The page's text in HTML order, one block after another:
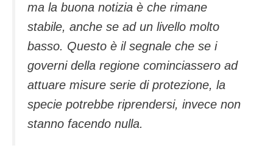
ma la buona notizia è che rimane
stabile, anche se ad un livello molto
basso. Questo è il segnale che se i
governi della regione cominciassero ad
attuare misure serie di protezione, la
specie potrebbe riprendersi, invece non
stanno facendo nulla.